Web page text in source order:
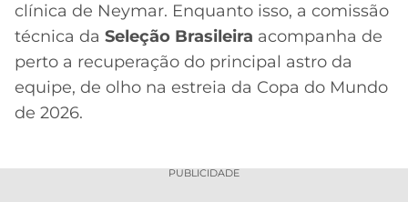
clínica de Neymar. Enquanto isso, a comissão
técnica da Seleção Brasileira acompanha de
perto a recuperação do principal astro da
equipe, de olho na estreia da Copa do Mundo
de 2026.
PUBLICIDADE